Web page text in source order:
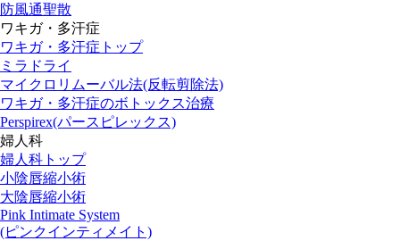
防風通聖散
ワキガ・多汗症
ワキガ・多汗症トップ
ミラドライ
マイクロリムーバル法(反転剪除法)
ワキガ・多汗症のボトックス治療
Perspirex(パースピレックス)
婦人科
婦人科トップ
小陰唇縮小術
大陰唇縮小術
Pink Intimate System
(ピンクインティメイト)